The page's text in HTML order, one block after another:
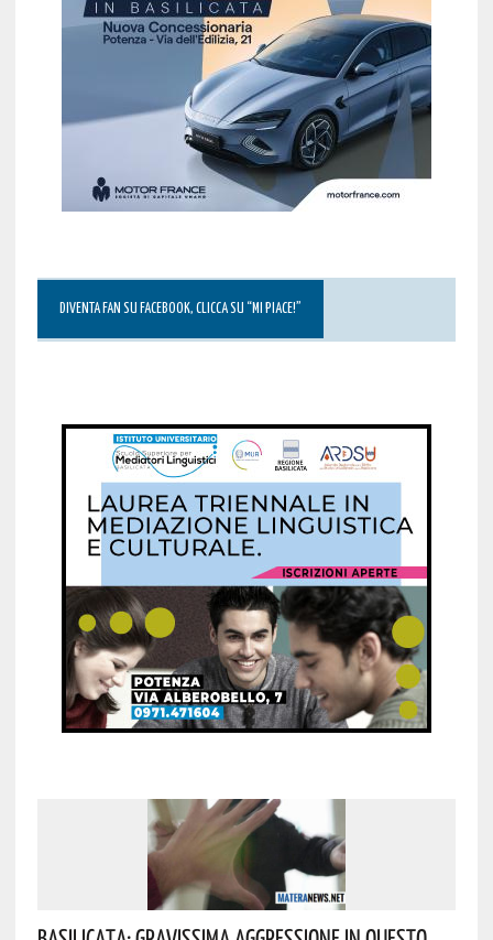
DIVENTA FAN SU FACEBOOK, CLICCA SU “MI PIACE!”